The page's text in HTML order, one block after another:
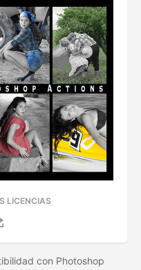
LICENCIAS
con Photoshop